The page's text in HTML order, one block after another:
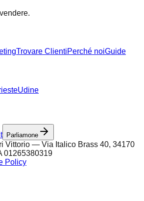
Trovare ClientiPerché noiGuide
Udine
Parliamone
Vittorio — Via Italico Brass 40, 34170
01265380319
Policy